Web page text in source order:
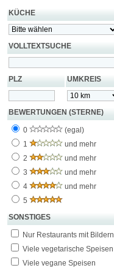
KÜCHE
VOLLTEXTSUCHE
PLZ UMKREIS
BEWERTUNGEN (STERNE)
0
(egal)
1
und mehr
2
und mehr
3
und mehr
4
und mehr
5
SONSTIGES
Nur Restaurants mit Bildern
Viele vegetarische Speisen
Viele vegane Speisen